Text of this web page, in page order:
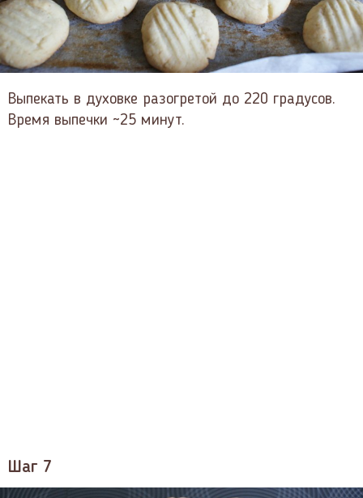
Выпекать в духовке разогретой до 220 градусов.
Время выпечки ~25 минут.
Шаг 7